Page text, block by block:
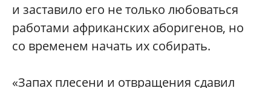
и заставило его не только любоваться
работами африканских аборигенов, но
со временем начать их собирать.
«Запах плесени и отвращения сдавил